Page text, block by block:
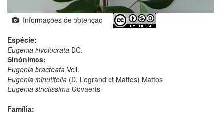
Informações de obtenção
Espécie:
Eugenia involucrata DC.
Sinônimos:
Eugenia bracteata Vell.
Eugenia minutifolia (D. Legrand et Mattos) Mattos
Eugenia strictissima Govaerts
Família: